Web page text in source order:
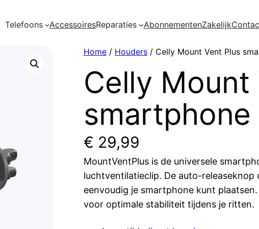
Telefoons AccessoiresReparaties AbonnementenZakelijk
Home / Houders / Celly Mount Vent Plus
Celly Mount
€ 29,99
MountVentPlus is de universele
luchtventilatieclip. De auto-
eenvoudig je smartphone kunt
voor optimale stabiliteit tijdens je ritten.